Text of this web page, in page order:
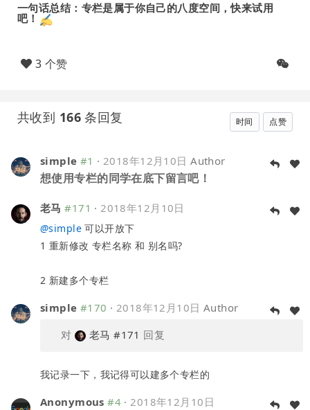
一句话总结：专栏是属于你自己的八度空间，快来试用
吧！
3 个赞
共收到 166条回复 时间 点赞
simple #1 ·2018年12月10日 Author
想使用专栏的同学在底下留言吧！
老马 #171 ·2018年12月10日
@simple可以开放下
1 重新修改 专栏名称 和 别名吗?
2 新建多个专栏
simple #170 · 2018年12月10日 Author
对
老马 #171 回复
我记录一下，我记得可以建多个专栏的
Anonymous #4 ·2018年12月10日